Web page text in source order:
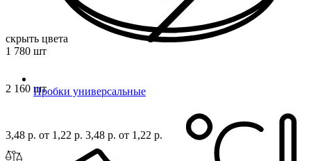
Пробки универсальные
скрыть цвета
1 780 шт
2 160 шт
3,48 р. от 1,22 р. 3,48 р. от 1,22 р.